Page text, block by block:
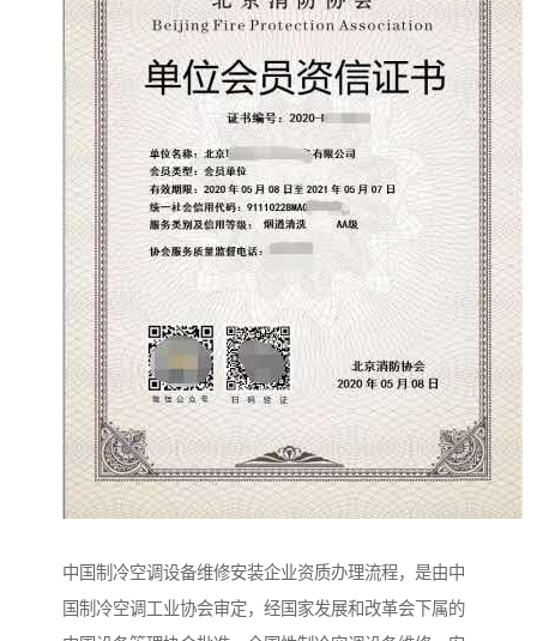
中国制冷空调设备维修安装企业资质办理流程，是由中
国制冷空调工业协会审定，经国家发展和改革会下属的